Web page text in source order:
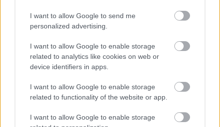
I want to allow Google to send me
personalized advertising.
I want to allow Google to enable storage
related to analytics like cookies on web or
device identifiers in apps.
I want to allow Google to enable storage
related to functionality of the website or app.
I want to allow Google to enable storage
Teljesen átdolgozta autóját az Aston Martin –
az F1-es csapatok fejlesztései a Magyar
Nagydíjra